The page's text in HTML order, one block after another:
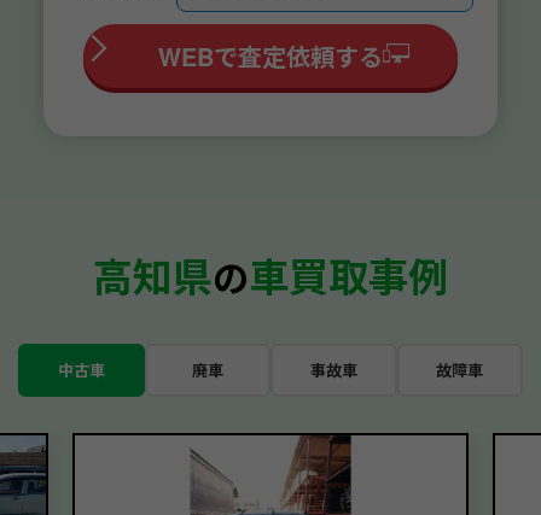
WEBで査定依頼する
高知県の車買取事例
中古車 廃車 事故車 故障車